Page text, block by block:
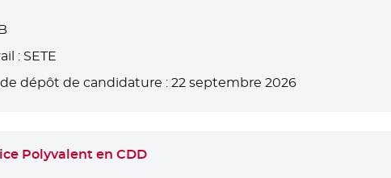
:SETE
dépôt de candidature :22 septembre 2026
Polyvalent en CDD